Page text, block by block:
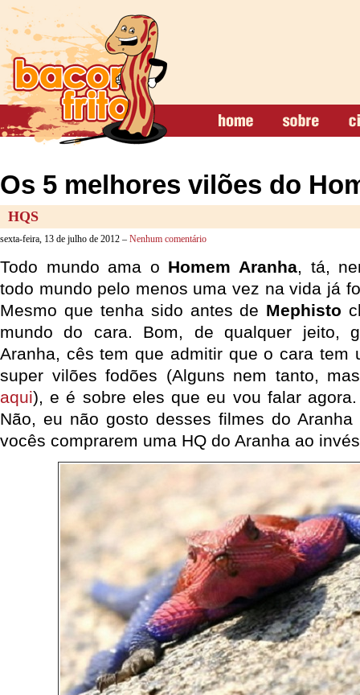
Os 5 melhores vilões do
HQS
sexta-feira, 13 de julho de 2012 – Nenhum comentário
Todo mundo ama o Homem Aranha, tá,
todo mundo pelo menos uma vez na vida já
Mesmo que tenha sido antes de Mephisto
mundo do cara. Bom, de qualquer jeito,
Aranha, cês tem que admitir que o cara tem
super vilões fodões (Alguns nem tanto,
aqui), e é sobre eles que eu vou falar
Não, eu não gosto desses filmes do
vocês comprarem uma HQ do Aranha ao